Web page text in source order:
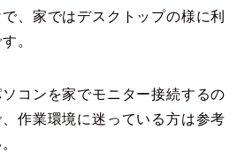
、家ではデスクトップの様に利
。
コンを家でモニター接続するの
作業環境に迷っている方は参考